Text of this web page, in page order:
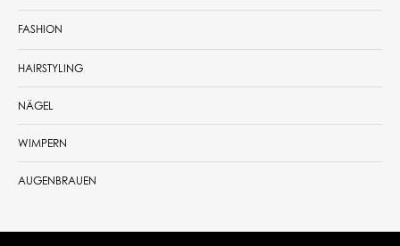
FASHION
HAIRSTYLING
NÄGEL
WIMPERN
AUGENBRAUEN